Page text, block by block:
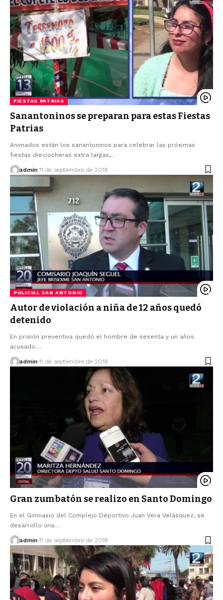
FIESTAS PATRIAS
Sanantoninos se preparan para estas Fiestas
Patrias
Animados están los sanantoninos para celebrar las próximas
fiestas dieciocheras extra largas,…
admin 11 de septiembre de 2018
POLICIAL SAN ANTONIO
Autor de violación a niña de 12 años quedó
detenido
En prisión preventiva quedó el hombre de sesenta y un años
acusado…
admin 11 de septiembre de 2018
Gran zumbatón se realizo en Santo Domingo
En el Gimnasio del Complejo Deportivo Juan Vera Velásquez, se
desarrollo una…
admin 11 de septiembre de 2018